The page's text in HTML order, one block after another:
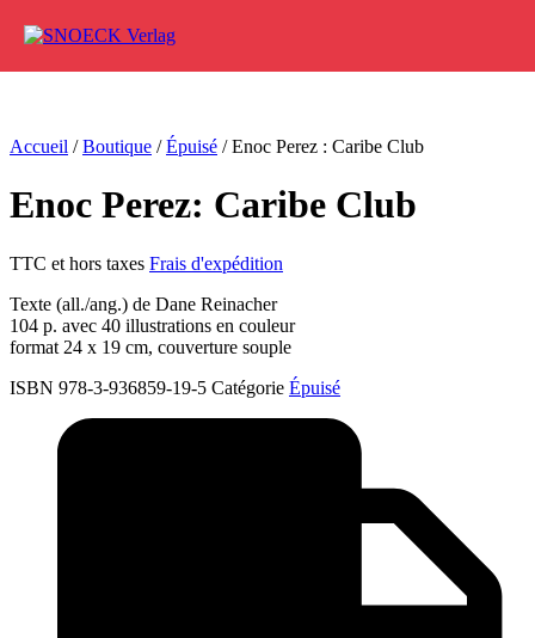
Accueil /Boutique /Épuisé / Enoc Perez : Caribe Club
Enoc Perez: Caribe Club
TTC et hors taxes Frais d'expédition
Texte (all./ang.) de Dane Reinacher
104 p. avec 40 illustrations en couleur
format 24 x 19 cm, couverture souple
ISBN 978-3-936859-19-5 Catégorie Épuisé